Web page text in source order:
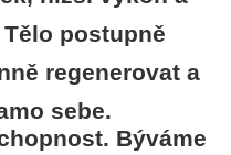
postupně
regenerovat a
sebe.
Býváme